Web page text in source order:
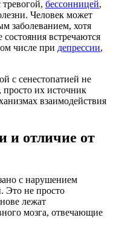
бессонницей,
Человек может
заболеванием, хотя
встречаются
числе при депрессии,
с сенестопатией не
просто их источник
взаимодействия
и отличие от
с нарушением
Это не просто
лежат
мозга, отвечающие